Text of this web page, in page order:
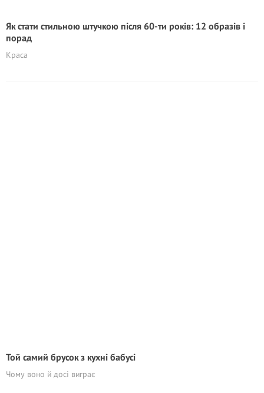
Як стати стильною штучкою після 60-ти років: 12 образів і
порад
Краса
Той самий брусок з кухні бабусі
Чому воно й досі виграє